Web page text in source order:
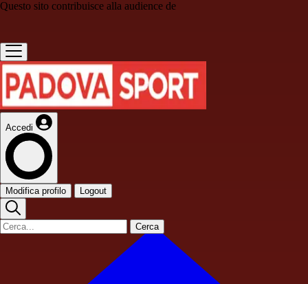
Questo sito contribuisce alla audience de
Accedi
Modifica profilo Logout
Cerca